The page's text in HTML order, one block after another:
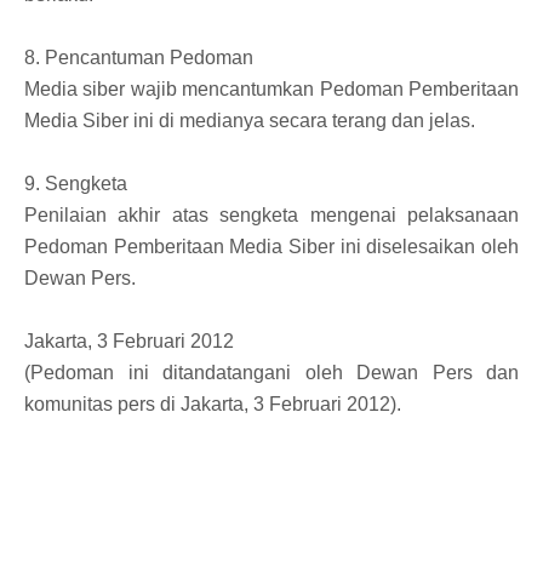
8. Pencantuman Pedoman
Media siber wajib mencantumkan Pedoman Pemberitaan
Media Siber ini di medianya secara terang dan jelas.
9. Sengketa
Penilaian akhir atas sengketa mengenai pelaksanaan
Pedoman Pemberitaan Media Siber ini diselesaikan oleh
Dewan Pers.
Jakarta, 3 Februari 2012
(Pedoman ini ditandatangani oleh Dewan Pers dan
komunitas pers di Jakarta, 3 Februari 2012).